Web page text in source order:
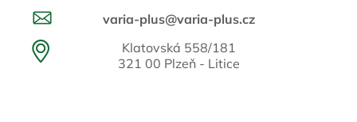
varia-plus@varia-plus.cz
Klatovská 558/181
321 00 Plzeň - Litice